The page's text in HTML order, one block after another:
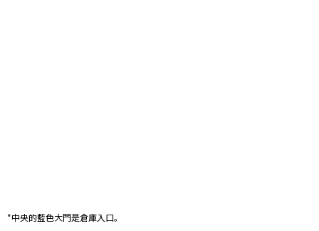
*中央的藍色大門是倉庫入口。